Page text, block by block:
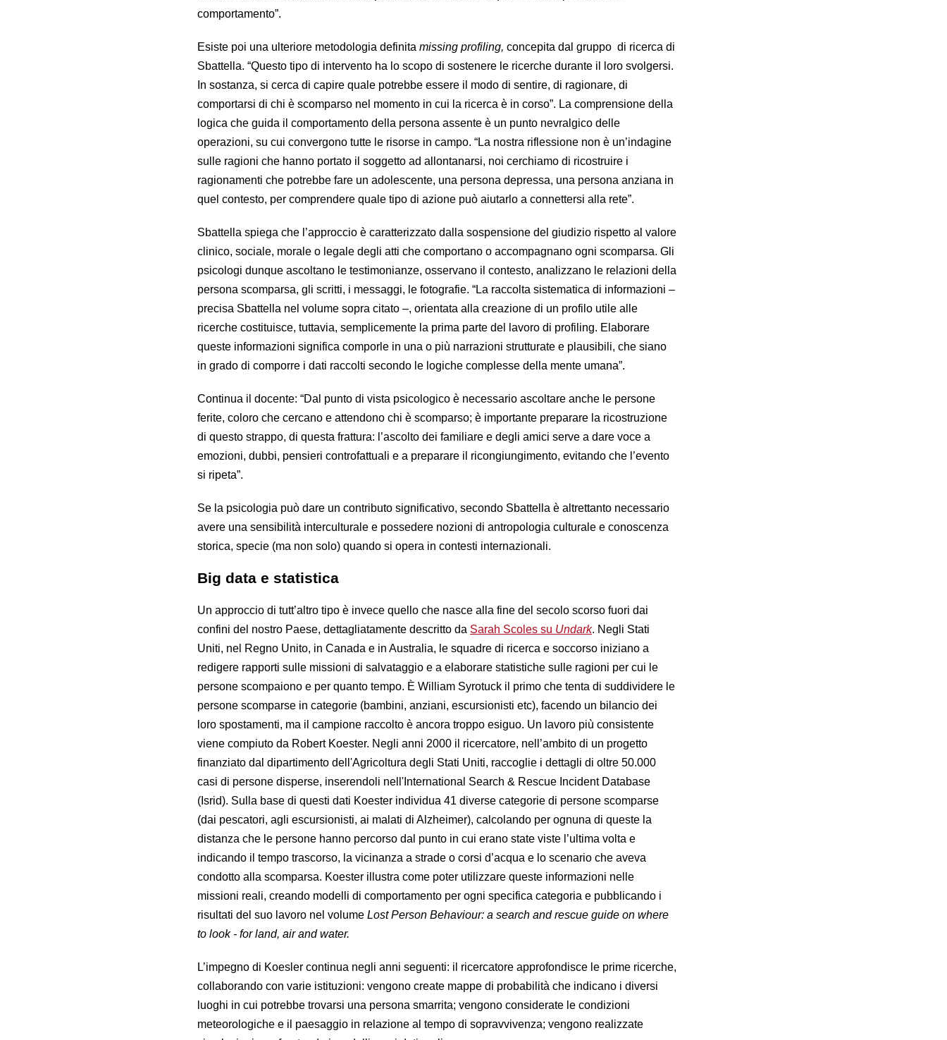
comportamento”.
Esiste poi una ulteriore metodologia definita missing profiling, concepita dal gruppo di ricerca di
Sbattella. “Questo tipo di intervento ha lo scopo di sostenere le ricerche durante il loro svolgersi.
In sostanza, si cerca di capire quale potrebbe essere il modo di sentire, di ragionare, di
comportarsi di chi è scomparso nel momento in cui la ricerca è in corso”. La comprensione della
logica che guida il comportamento della persona assente è un punto nevralgico delle
operazioni, su cui convergono tutte le risorse in campo. “La nostra riflessione non è un’indagine
sulle ragioni che hanno portato il soggetto ad allontanarsi, noi cerchiamo di ricostruire i
ragionamenti che potrebbe fare un adolescente, una persona depressa, una persona anziana in
quel contesto, per comprendere quale tipo di azione può aiutarlo a connettersi alla rete”.
Sbattella spiega che l’approccio è caratterizzato dalla sospensione del giudizio rispetto al valore
clinico, sociale, morale o legale degli atti che comportano o accompagnano ogni scomparsa. Gli
psicologi dunque ascoltano le testimonianze, osservano il contesto, analizzano le relazioni della
persona scomparsa, gli scritti, i messaggi, le fotografie. “La raccolta sistematica di informazioni –
precisa Sbattella nel volume sopra citato –, orientata alla creazione di un profilo utile alle
ricerche costituisce, tuttavia, semplicemente la prima parte del lavoro di profiling. Elaborare
queste informazioni significa comporle in una o più narrazioni strutturate e plausibili, che siano
in grado di comporre i dati raccolti secondo le logiche complesse della mente umana”.
Continua il docente: “Dal punto di vista psicologico è necessario ascoltare anche le persone
ferite, coloro che cercano e attendono chi è scomparso; è importante preparare la ricostruzione
di questo strappo, di questa frattura: l’ascolto dei familiare e degli amici serve a dare voce a
emozioni, dubbi, pensieri controfattuali e a preparare il ricongiungimento, evitando che l’evento
si ripeta”.
Se la psicologia può dare un contributo significativo, secondo Sbattella è altrettanto necessario
avere una sensibilità interculturale e possedere nozioni di antropologia culturale e conoscenza
storica, specie (ma non solo) quando si opera in contesti internazionali.
Big data e statistica
Un approccio di tutt’altro tipo è invece quello che nasce alla fine del secolo scorso fuori dai
confini del nostro Paese, dettagliatamente descritto da Sarah Scoles su Undark. Negli Stati
Uniti, nel Regno Unito, in Canada e in Australia, le squadre di ricerca e soccorso iniziano a
redigere rapporti sulle missioni di salvataggio e a elaborare statistiche sulle ragioni per cui le
persone scompaiono e per quanto tempo. È William Syrotuck il primo che tenta di suddividere le
persone scomparse in categorie (bambini, anziani, escursionisti etc), facendo un bilancio dei
loro spostamenti, ma il campione raccolto è ancora troppo esiguo. Un lavoro più consistente
viene compiuto da Robert Koester. Negli anni 2000 il ricercatore, nell’ambito di un progetto
finanziato dal dipartimento dell'Agricoltura degli Stati Uniti, raccoglie i dettagli di oltre 50.000
casi di persone disperse, inserendoli nell'International Search & Rescue Incident Database
(Isrid). Sulla base di questi dati Koester individua 41 diverse categorie di persone scomparse
(dai pescatori, agli escursionisti, ai malati di Alzheimer), calcolando per ognuna di queste la
distanza che le persone hanno percorso dal punto in cui erano state viste l’ultima volta e
indicando il tempo trascorso, la vicinanza a strade o corsi d’acqua e lo scenario che aveva
condotto alla scomparsa. Koester illustra come poter utilizzare queste informazioni nelle
missioni reali, creando modelli di comportamento per ogni specifica categoria e pubblicando i
risultati del suo lavoro nel volume Lost Person Behaviour: a search and rescue guide on where
to look - for land, air and water.
L’impegno di Koesler continua negli anni seguenti: il ricercatore approfondisce le prime ricerche,
collaborando con varie istituzioni: vengono create mappe di probabilità che indicano i diversi
luoghi in cui potrebbe trovarsi una persona smarrita; vengono considerate le condizioni
meteorologiche e il paesaggio in relazione al tempo di sopravvivenza; vengono realizzate